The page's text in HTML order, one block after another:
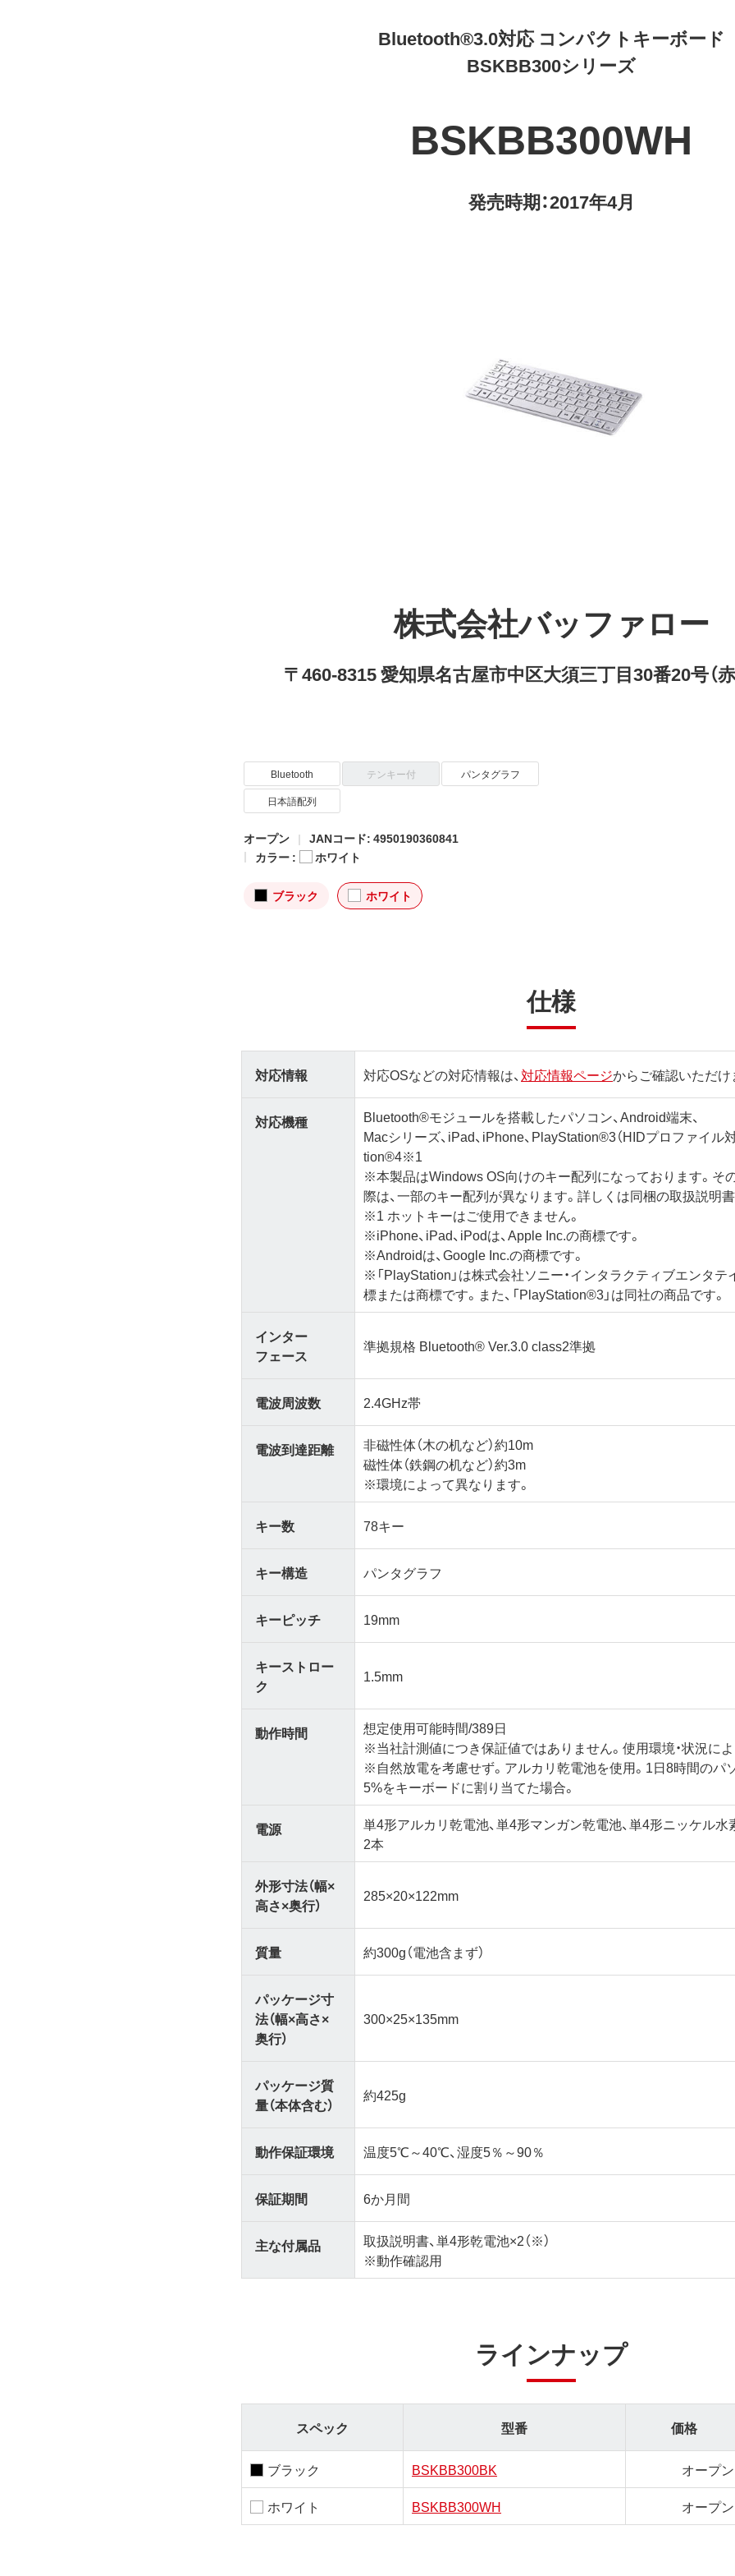
Bluetooth®3.0対応 コンパクトキーボード
BSKBB300シリーズ
BSKBB300WH
発売時期：2017年4月
株式会社バッファロー
〒460-8315 愛知県名古屋市中区大須三丁目30番20号（
Bluetooth テンキー付
パンタグラフ
日本語配列
オープン
JANコード: 4950190360841
カラー :
ホワイト
ブラック ホワイト
仕様
対応情報 対応OSなどの対応情報は、対応情報ページからご確認いただけ
対応機種
Bluetooth®モジュールを搭載したパソコン、Android端末、
Macシリーズ、iPad、iPhone、PlayStation®3（HIDプロファイル
tion®4※1
※本製品はWindows OS向けのキー配列になっております。そ
際は、一部のキー配列が異なります。詳しくは同梱の取扱説明
※1 ホットキーはご使用できません。
※iPhone、iPad、iPodは、Apple Inc.の商標です。
※Androidは、Google Inc.の商標です。
※「PlayStation」は株式会社ソニー・インタラクティブエンタ
標または商標です。また、「PlayStation®3」は同社の商品です。
インター
フェース
準拠規格 Bluetooth® Ver.3.0 class2準拠
電波周波数 2.4GHz帯
電波到達距離
非磁性体（木の机など）約10m
磁性体（鉄鋼の机など）約3m
※環境によって異なります。
キー数 78キー
キー構造 パンタグラフ
キーピッチ 19mm
キーストロー
ク
1.5mm
動作時間
想定使用可能時間/389日
※当社計測値につき保証値ではありません。使用環境・状況に
※自然放電を考慮せず。アルカリ乾電池を使用。1日8時間のパ
5%をキーボードに割り当てた場合。
電源
単4形アルカリ乾電池、単4形マンガン乾電池、単4形ニッケル
2本
外形寸法（幅×
高さ×奥行）
285×20×122mm
質量 約300g（電池含まず）
パッケージ寸
法（幅×高さ×
奥行）
300×25×135mm
パッケージ質
量（本体含む）
約425g
動作保証環境 温度5℃～40℃、湿度5％～90％
保証期間 6か月間
主な付属品
取扱説明書、単4形乾電池×2（※）
※動作確認用
ラインナップ
スペック 型番 価格
ブラック BSKBB300BK
オープン
ホワイト
BSKBB300WH オープン